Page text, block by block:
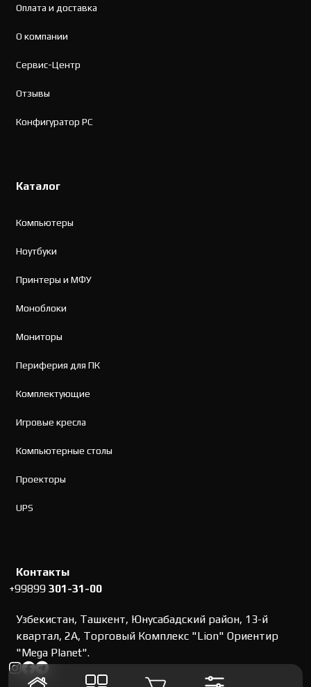
Оплата и доставка
О компании
Сервис-Центр
Отзывы
Конфигуратор PC
Каталог
Компьютеры
Ноутбуки
Принтеры и МФУ
Моноблоки
Мониторы
Периферия для ПК
Комплектующие
Игровые кресла
Компьютерные столы
Проекторы
UPS
Контакты
+99899301-31-00
Узбекистан, Ташкент, Юнусабадский район, 13-й
квартал, 2А, Торговый Комплекс "Lion" Ориентир
"Mega Planet".